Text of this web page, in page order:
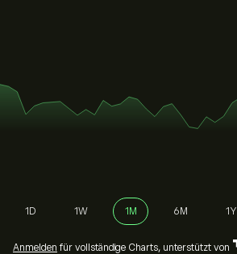
1D 1W 1M 6M 1Y
Anmelden für vollständige Charts, unterstützt von